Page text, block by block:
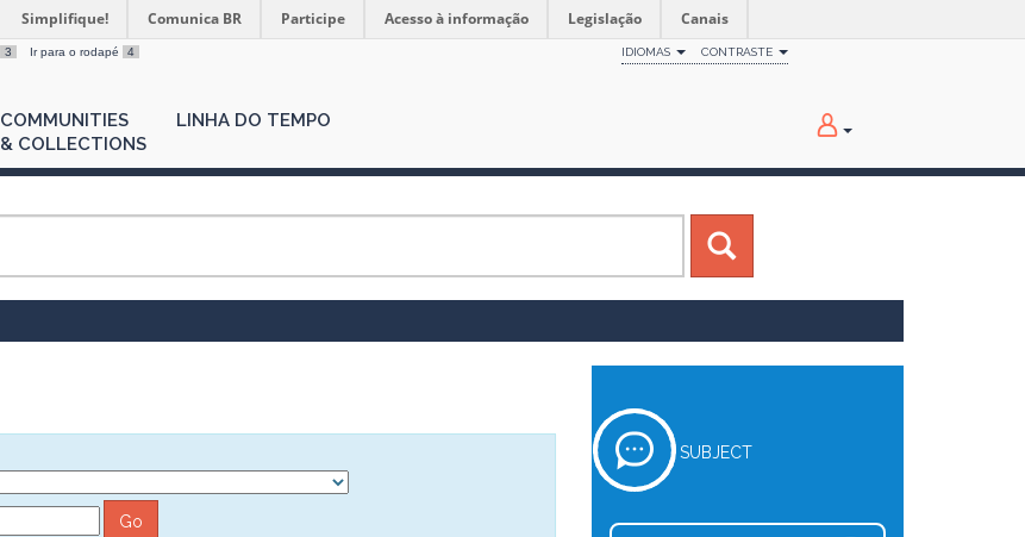
Simplifique! Comunica BR Participe Acesso à informação Legislação Canais
3 Ir para o rodapé 4 IDIOMAS CONTRASTE
COMMUNITIES
& COLLECTIONS
LINHA DO TEMPO
SUBJECT